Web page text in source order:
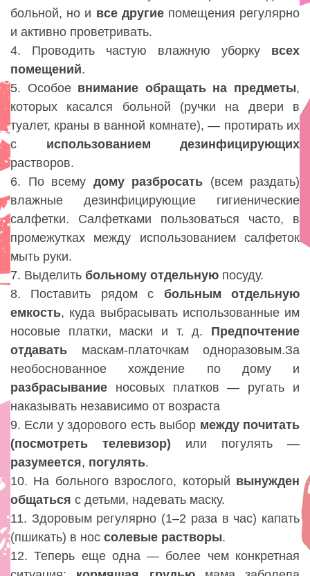
больной, но и все другиепомещения регулярно
и активно проветривать.
4. Проводить частую влажную уборку всех
помещений.
5. Особое внимание обращать на предметы,
которых касался больной (ручки на двери в
туалет, краны в ванной комнате), — протирать их
с использованием
дезинфицирующих
растворов.
6. По всему дому разбросать (всем раздать)
влажные дезинфицирующие гигиенические
салфетки. Салфетками пользоваться часто, в
промежутках между использованием салфеток
мыть руки.
7. Выделить больному отдельную посуду.
8. Поставить рядом с больным
отдельную
емкость, куда выбрасывать использованные им
носовые платки, маски и т. д. Предпочтение
отдавать маскам-платочкам одноразовым.За
необоснованное хождение по дому и
разбрасывание носовых платков — ругать и
наказывать независимо от возраста
9. Если у здорового есть выбор между почитать
(посмотреть
телевизор) или погулять —
разумеется, погулять.
10. На больного взрослого, который вынужден
общаться с детьми, надевать маску.
11. Здоровым регулярно (1–2 раза в час) капать
(пшикать) в нос солевые растворы.
12. Теперь еще одна — более чем конкретная